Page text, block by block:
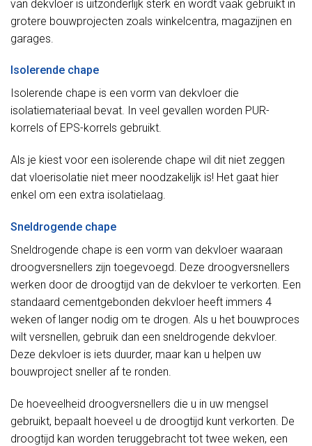
van dekvloer is uitzonderlijk sterk en wordt vaak gebruikt in
grotere bouwprojecten zoals winkelcentra, magazijnen en
garages.
Isolerende chape
Isolerende chape is een vorm van dekvloer die
isolatiemateriaal bevat. In veel gevallen worden PUR-
korrels of EPS-korrels gebruikt.
Als je kiest voor een isolerende chape wil dit niet zeggen
dat vloerisolatie niet meer noodzakelijk is! Het gaat hier
enkel om een extra isolatielaag.
Sneldrogende chape
Sneldrogende chape is een vorm van dekvloer waaraan
droogversnellers zijn toegevoegd. Deze droogversnellers
werken door de droogtijd van de dekvloer te verkorten. Een
standaard cementgebonden dekvloer heeft immers 4
weken of langer nodig om te drogen. Als u het bouwproces
wilt versnellen, gebruik dan een sneldrogende dekvloer.
Deze dekvloer is iets duurder, maar kan u helpen uw
bouwproject sneller af te ronden.
De hoeveelheid droogversnellers die u in uw mengsel
gebruikt, bepaalt hoeveel u de droogtijd kunt verkorten. De
droogtijd kan worden teruggebracht tot twee weken, een